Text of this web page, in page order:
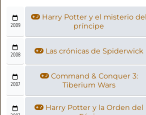
2009
Harry Potter y el misterio del
príncipe
2008 Las crónicas de Spiderwick
2007
Command & Conquer 3:
Tiberium Wars
Harry Potter y la Orden del